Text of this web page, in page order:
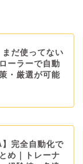
まだ使ってない
ーラーで自動
・厳選が可能
】完全自動化で
め｜トレーナ